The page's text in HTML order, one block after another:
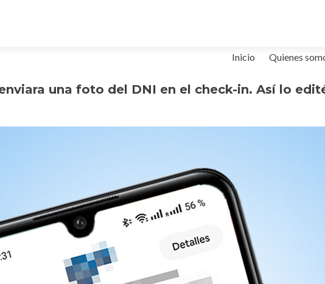
Ir
contenido
Inicio Quienes
una foto del DNI en el check-in. Así lo